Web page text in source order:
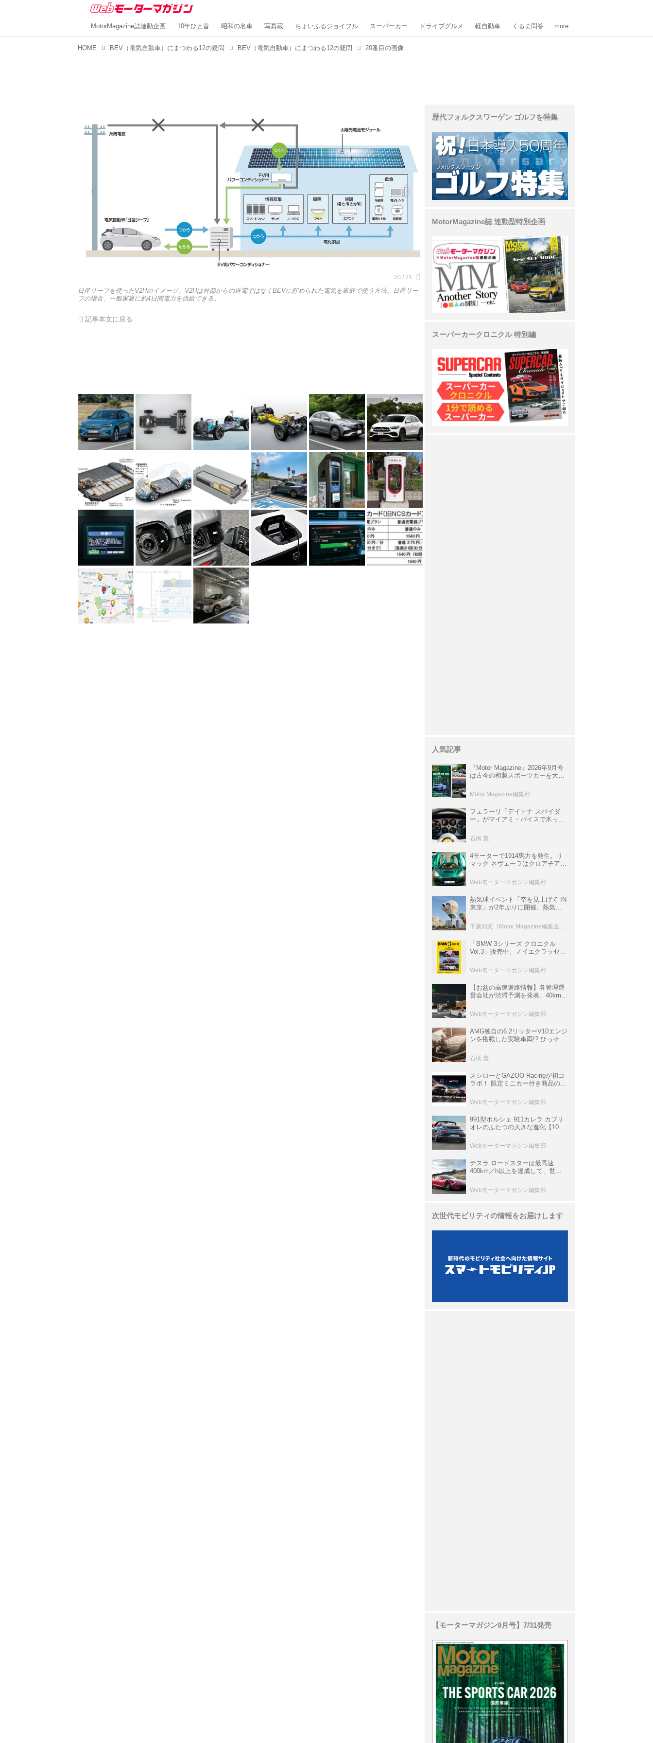
MotorMagazine誌連動企画 10年ひと昔 昭和の名車 写真蔵 ちょいふるジョイフル スーパーカー ドライブグルメ 軽自動車 くるま問答 more
HOME BEV（電気自動車）にまつわる12の疑問 BEV（電気自動車）にまつわる12の疑問 20番目の画像
日産リーフを使ったV2Hのイメージ。V2Hは外部からの送電ではなくBEVに貯められた電気を家庭で使う方法。日産リー
フの場合、一般家庭に約4日間電力を供給できる。
記事本文に戻る
歴代フォルクスワーゲン ゴルフを特集
MotorMagazine誌 連動型特別企画
スーパーカークロニクル 特別編
人気記事
『Motor Magazine』2026年9月号
は古今の和製スポーツカーを大特
情報も満載
Motor Magazine編集部
フェラーリ「デイトナ スパイダ
ー」がマイアミ・バイスで木っ端
サ」に化けた理由
石橋 寛
4モーターで1914馬力を発生。リ
マック ネヴェーラはクロアチア発
ロニクル・完全版／115】
Webモーターマガジン編集部
熱気球イベント「空を見上げて IN
東京」が2年ぶりに開催。熱気球
室などのコンテンツも
「BMW 3シリーズ クロニクル
Vol.3」販売中。ノイエクラッセか
ムック
Webモーターマガジン編集部
【お盆の高速道路情報】各管理運
営会社が渋滞予測を発表。40km以
数ある
Webモーターマガジン編集部
AMG独自の6.2リッターV10エンジ
ンを搭載した実験車両!? ひっそり
P900 プロトタイプ」とは
石橋 寛
スシローとGAZOO Racingが初コ
ラボ！ 限定ミニカー付き商品の
ト体験があたる抽選企画などを展
開
Webモーターマガジン編集部
991型ポルシェ 911カレラ カブリ
オレのふたつの大きな進化【10年
Webモーターマガジン編集部
テスラ ロードスターは最高速
400km／h以上を達成して、世界
ーカークロニクル・完全版／
113】
Webモーターマガジン編集部
次世代モビリティの情報をお届けします
【モーターマガジン9月号】7/31発売